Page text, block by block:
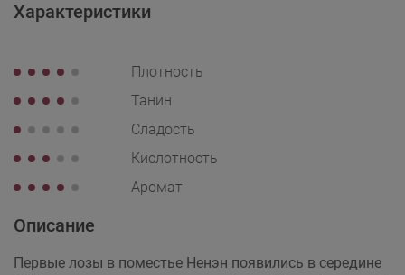
Характеристики
Плотность
Танин
Сладость
Кислотность
Аромат
Описание
Первые лозы в поместье Ненэн появились в середине